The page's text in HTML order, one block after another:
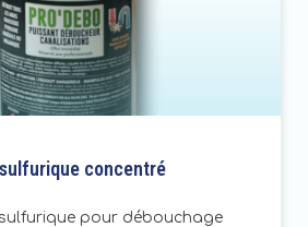
concentré
sulfurique pour débouchage